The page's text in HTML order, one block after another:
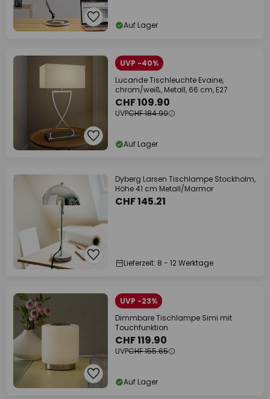
Auf Lager
UVP -40%
Lucande Tischleuchte Evaine,
chrom/weiß, Metall, 66 cm, E27
CHF 109.90
UVPCHF 184.90
Auf Lager
Dyberg Larsen Tischlampe Stockholm,
Höhe 41 cm Metall/Marmor
CHF 145.21
Lieferzeit: 8 - 12 Werktage
UVP -23%
Dimmbare Tischlampe Simi mit
Touchfunktion
CHF 119.90
UVPCHF 155.65
Auf Lager